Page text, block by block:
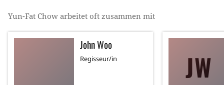
Yun-Fat Chow arbeitet oft zusammen mit
John Woo
Regisseur/in JW